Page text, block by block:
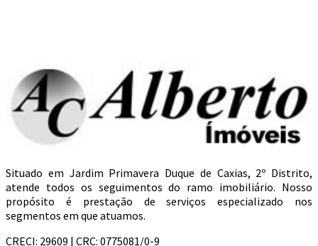
Situado em Jardim Primavera Duque de Caxias, 2º Distrito,
atende todos os seguimentos do ramo imobiliário. Nosso
propósito é prestação de serviços especializado nos
segmentos em que atuamos.
CRECI: 29609 | CRC: 0775081/0-9